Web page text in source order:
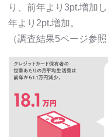
り、前年より3pt.増加
年より2pt.増加。
（調査結果5ページ参照